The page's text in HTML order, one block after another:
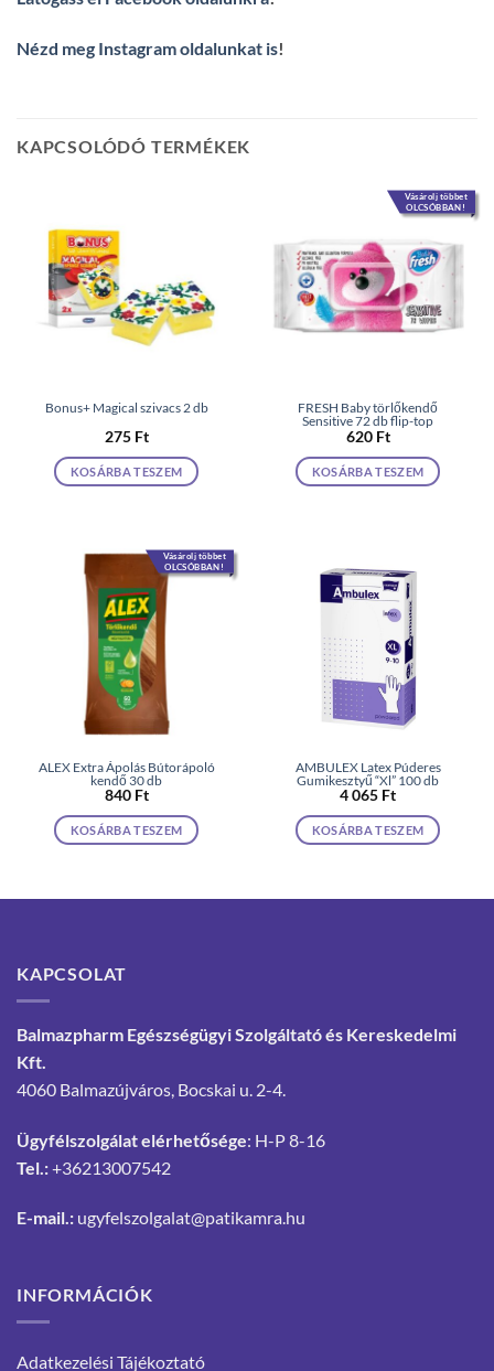
Nézd meg Instagram oldalunkat is!
KAPCSOLÓDÓ TERMÉKEK
Bonus+ Magical szivacs 2 db
275 Ft
KOSÁRBA TESZEM
Vásárolj többet
OLCSÓBBAN!
FRESH Baby törlőkendő
Sensitive 72 db flip-top
620 Ft
KOSÁRBA TESZEM
Vásárolj többet
OLCSÓBBAN!
ALEX Extra Ápolás Bútorápoló
kendő 30 db
840 Ft
KOSÁRBA TESZEM
AMBULEX Latex Púderes
Gumikesztyű “Xl” 100 db
4 065 Ft
KOSÁRBA TESZEM
KAPCSOLAT
Balmazpharm Egészségügyi Szolgáltató és Kereskedelmi
Kft.
4060 Balmazújváros, Bocskai u. 2-4.
Ügyfélszolgálat elérhetősége: H-P 8-16
Tel.:+36213007542
E-mail.: ugyfelszolgalat@patikamra.hu
INFORMÁCIÓK
Adatkezelési Tájékoztató